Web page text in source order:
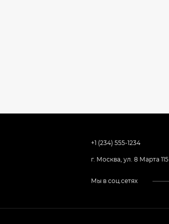
+1 (234) 555-1234
г. Москва, ул. 8 Марта 115
Мы в соц.сетях